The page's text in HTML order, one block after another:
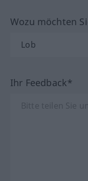
Wozu möchten
Ihr Feedback*